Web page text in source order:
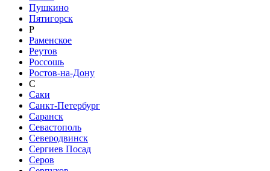
Пушкино
Пятигорск
Р
Раменское
Реутов
Россошь
Ростов-на-Дону
С
Саки
Санкт-Петербург
Саранск
Севастополь
Северодвинск
Сергиев Посад
Серов